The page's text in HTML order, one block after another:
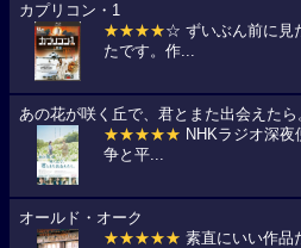
カプリコン・1
★★★★☆ ずいぶん前に見
たです。作...
あの花が咲く丘で、君とまた出会えたら
★★★★★ NHKラジオ深
争と平...
オールド・オーク
★★★★★ 素直にいい作品